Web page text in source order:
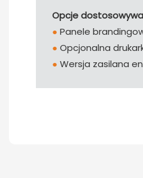
Opcje
● Panele
● Opcjonalna
● Wersja zasilana